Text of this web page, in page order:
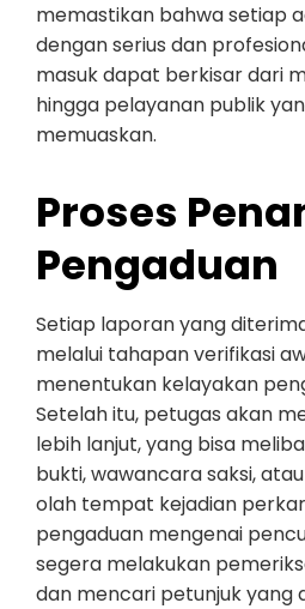
memastikan bahwa setiap
dengan serius dan
masuk dapat berkisar dari
hingga pelayanan publik
memuaskan.
Proses
Pengaduan
Setiap laporan yang
melalui tahapan verifikasi
menentukan kelayakan
Setelah itu, petugas akan
lebih lanjut, yang bisa
bukti, wawancara saksi,
olah tempat kejadian
pengaduan mengenai
segera melakukan
dan mencari petunjuk